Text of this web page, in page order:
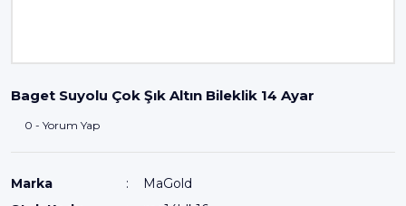
Baget Suyolu Çok Şık Altın Bileklik 14 Ayar
0 - Yorum Yap
Marka
MaGold